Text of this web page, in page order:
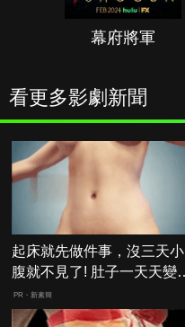
幕府將軍
看更多影劇新聞
起床就先做件事，沒三天小
腹就不見了! 肚子一天天變
小！
PR・新素簡